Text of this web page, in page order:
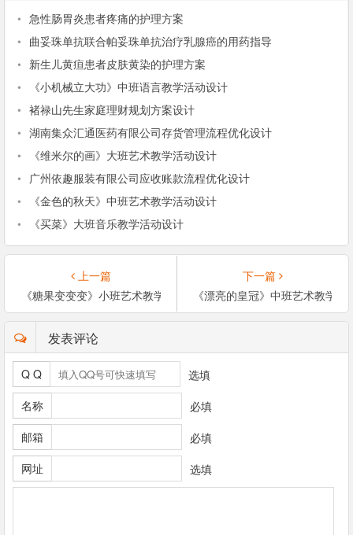
• 急性肠胃炎患者疼痛的护理方案
• 曲妥珠单抗联合帕妥珠单抗治疗乳腺癌的用药指导
• 新生儿黄疸患者皮肤黄染的护理方案
•
《小机械立大功》中班语言教学活动设计
• 褚禄山先生家庭理财规划方案设计
• 湖南集众汇通医药有限公司存货管理流程优化设计
•
《维米尔的画》大班艺术教学活动设计
•
广州依趣服装有限公司应收账款流程优化设计
•
《金色的秋天》中班艺术教学活动设计
•
《买菜》大班音乐教学活动设计
上一篇
《糖果变变变》小班艺术教学活动设计
下一篇
《漂亮的皇冠》中班艺术教学活
发表评论
Q Q
选填
名称
必填
邮箱
必填
网址
选填